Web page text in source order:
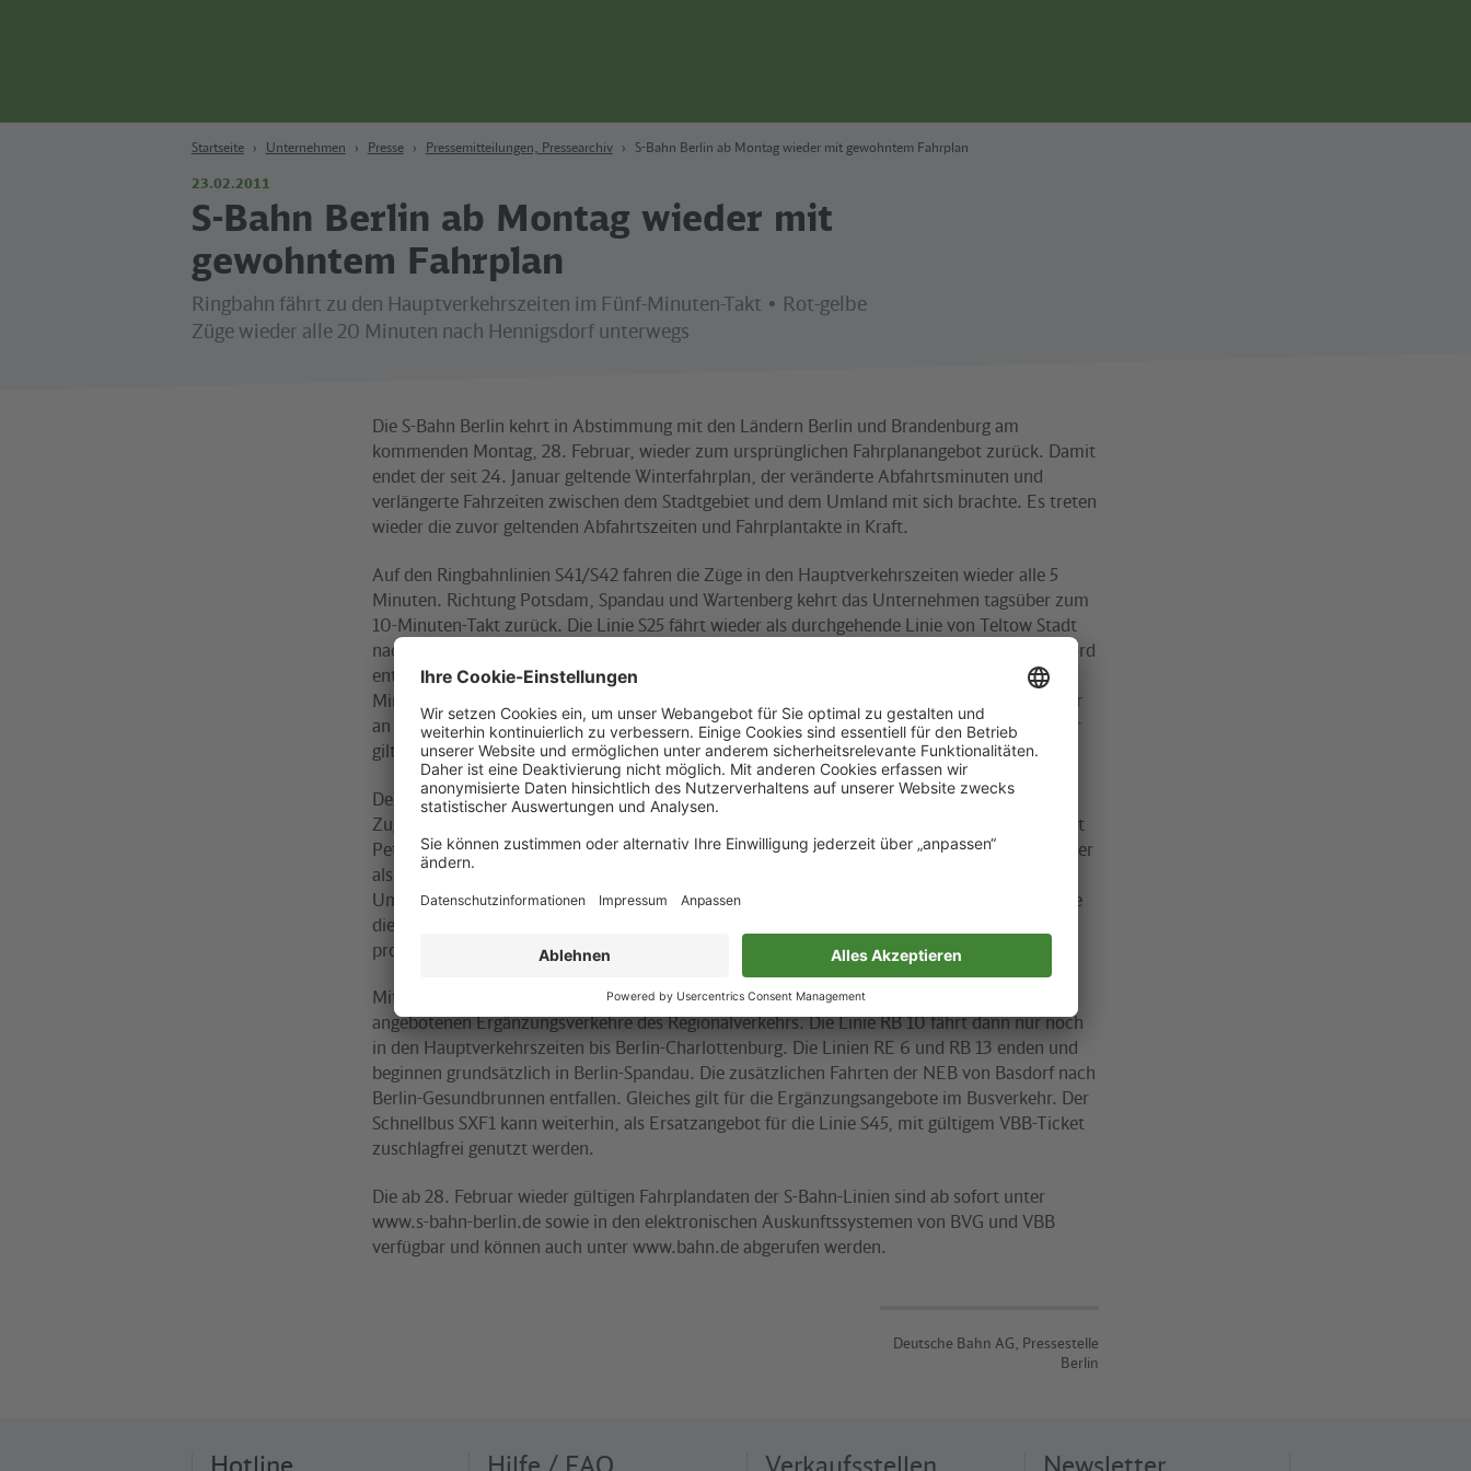
Startseite Unternehmen Presse Pressemitteilungen, Pressearchiv S-Bahn Berlin ab Montag wieder mit gewohntem Fahrplan
23.02.2011
S-Bahn Berlin ab Montag wieder mit
gewohntem Fahrplan
Ringbahn fährt zu den Hauptverkehrszeiten im Fünf-Minuten-Takt • Rot-gelbe
Züge wieder alle 20 Minuten nach Hennigsdorf unterwegs
Die S-Bahn Berlin kehrt in Abstimmung mit den Ländern Berlin und Brandenburg am
kommenden Montag, 28. Februar, wieder zum ursprünglichen Fahrplanangebot zurück. Damit
endet der seit 24. Januar geltende Winterfahrplan, der veränderte Abfahrtsminuten und
verlängerte Fahrzeiten zwischen dem Stadtgebiet und dem Umland mit sich brachte. Es treten
wieder die zuvor geltenden Abfahrtszeiten und Fahrplantakte in Kraft.
Auf den Ringbahnlinien S41/S42 fahren die Züge in den Hauptverkehrszeiten wieder alle 5
Minuten. Richtung Potsdam, Spandau und Wartenberg kehrt das Unternehmen tagsüber zum
10-Minuten-Takt zurück. Die Linie S25 fährt wieder als durchgehende Linie von Teltow Stadt
nach Hennigsdorf im 20-Minuten-Takt. Für Fahrgäste der Linie S5 in Richtung Strausberg Nord
entfällt das Umsteigen in Strausberg. Die Linie S3 verkehrt im Berufsverkehr wieder im 10-
Minuten-Takt bis Erkner. Die Linie S9 endet vom Flughafen Schönefeld kommend nicht mehr
an der Greifswalder Straße, sondern in Pankow. Im durchgehenden Wochenendnachtverkehr
gilt zudem wieder das reguläre Angebot im 30-Minuten-Grundtakt.
Der Winterfahrplan hat unseren Fahrgästen die erhoffte Stabilität und Zuverlässigkeit im
Zugverkehr gebracht, die durchschnittliche Pünktlichkeit lag bei über 97 Prozent“, resümiert
Peter Buchner, Geschäftsführer der S-Bahn Berlin. „Die Akzeptanz unserer Kunden war größer
als ich gehofft habe. Dafür bedanke ich mich ganz besonders“. Obwohl nicht an allen
Umsteigepunkten die gewohnten Anschlüsse erreicht werden konnten, blieben insbesondere
die im Wochenendnachtverkehr befürchteten Anschlussverluste weitgehend aus. Vielfach
profitierten die Fahrgäste von der guten Gesamtvernetzung des öffentlichen Nahverkehrs.
Mit dem Fahrplanwechsel am 28. Februar entfallen in der kommenden Woche die bisher
angebotenen Ergänzungsverkehre des Regionalverkehrs. Die Linie RB 10 fährt dann nur noch
in den Hauptverkehrszeiten bis Berlin-Charlottenburg. Die Linien RE 6 und RB 13 enden und
beginnen grundsätzlich in Berlin-Spandau. Die zusätzlichen Fahrten der NEB von Basdorf nach
Berlin-Gesundbrunnen entfallen. Gleiches gilt für die Ergänzungsangebote im Busverkehr. Der
Schnellbus SXF1 kann weiterhin, als Ersatzangebot für die Linie S45, mit gültigem VBB-Ticket
zuschlagfrei genutzt werden.
Die ab 28. Februar wieder gültigen Fahrplandaten der S-Bahn-Linien sind ab sofort unter
www.s-bahn-berlin.de sowie in den elektronischen Auskunftssystemen von BVG und VBB
verfügbar und können auch unter www.bahn.de abgerufen werden.
Deutsche Bahn AG, Pressestelle
Berlin